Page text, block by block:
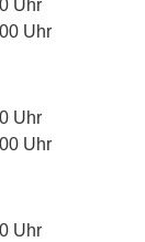
Uhr
Uhr
Uhr
Uhr
Uhr